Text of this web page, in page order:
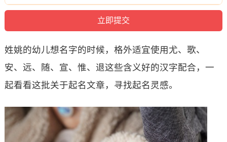
姓姚的幼儿想名字的时候，格外适宜使用尤、歌、
安、远、随、宣、惟、退这些含义好的汉字配合，一
起看看这批关于起名文章，寻找起名灵感。